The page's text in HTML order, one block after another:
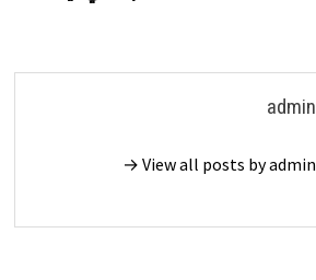
admin
View all posts by admin →